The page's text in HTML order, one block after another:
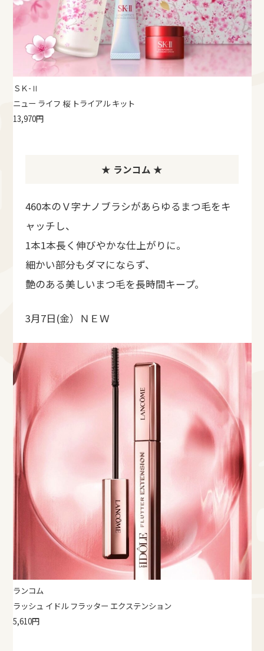
ＳＫ-Ⅱ
ニュー ライフ 桜 トライアル キット
13,970円
★ ランコム ★
460本のＶ字ナノブラシがあらゆるまつ毛をキ
ャッチし、
1本1本長く伸びやかな仕上がりに。
細かい部分もダマにならず、
艶のある美しいまつ毛を長時間キープ。
3月7日(金）ＮＥＷ
ランコム
ラッシュ イドル フラッター エクステンション
5,610円